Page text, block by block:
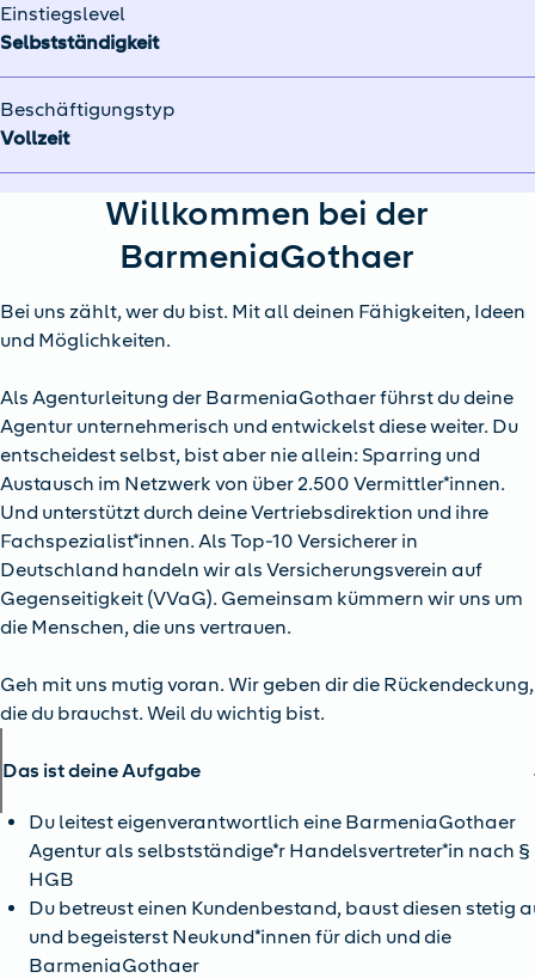
Einstiegslevel
Selbstständigkeit
Beschäftigungstyp
Vollzeit
Willkommen bei der
BarmeniaGothaer
Bei uns zählt, wer du bist. Mit all deinen Fähigkeiten, Ideen
und Möglichkeiten.
Als Agenturleitung der BarmeniaGothaer führst du deine
Agentur unternehmerisch und entwickelst diese weiter. Du
entscheidest selbst, bist aber nie allein: Sparring und
Austausch im Netzwerk von über 2.500 Vermittler*innen.
Und unterstützt durch deine Vertriebsdirektion und ihre
Fachspezialist*innen. Als Top-10 Versicherer in
Deutschland handeln wir als Versicherungsverein auf
Gegenseitigkeit (VVaG). Gemeinsam kümmern wir uns um
die Menschen, die uns vertrauen.
Geh mit uns mutig voran. Wir geben dir die Rückendeckung,
die du brauchst. Weil du wichtig bist.
Das ist deine Aufgabe
Du leitest eigenverantwortlich eine BarmeniaGothaer
Agentur als selbstständige*r Handelsvertreter*in nach §
HGB
Du betreust einen Kundenbestand, baust diesen stetig
und begeisterst Neukund*innen für dich und die
BarmeniaGothaer